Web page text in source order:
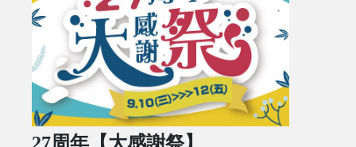
27周年【大感謝祭】